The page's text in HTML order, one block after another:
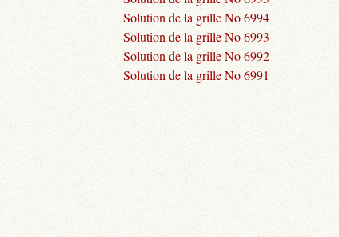
Solution de la grille No 6994
Solution de la grille No 6993
Solution de la grille No 6992
Solution de la grille No 6991